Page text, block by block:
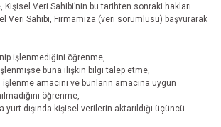
Veri Sahibi’nin bu tarihten sonraki hakları
Veri Sahibi, Firmamıza (veri sorumlusu) başvurarak
işlenmediğini öğrenme,
buna ilişkin bilgi talep etme,
amacını ve bunların amacına uygun
öğrenme,
yurt dışında kişisel verilerin aktarıldığı üçüncü